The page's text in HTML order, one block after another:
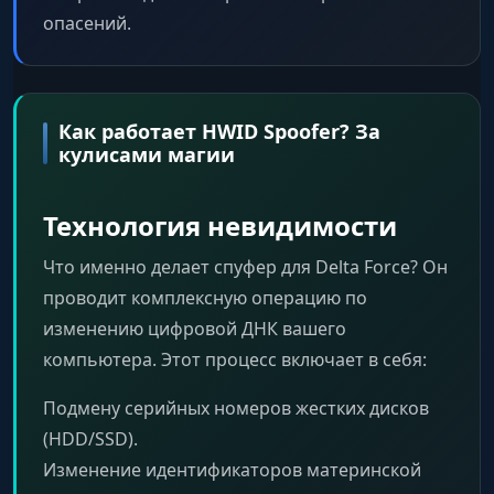
опасений.
Как работает HWID Spoofer? За
кулисами магии
Технология невидимости
Что именно делает спуфер для Delta Force? Он
проводит комплексную операцию по
изменению цифровой ДНК вашего
компьютера. Этот процесс включает в себя:
Подмену серийных номеров жестких дисков
(HDD/SSD).
Изменение идентификаторов материнской